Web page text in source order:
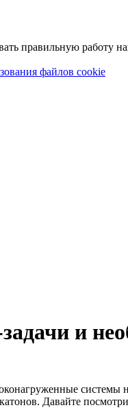
правильную работу
файлов cookie
и
Давайте